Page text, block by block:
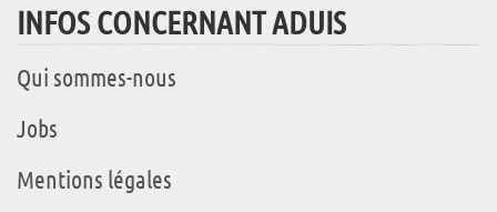
INFOS CONCERNANT ADUIS
Qui sommes-nous
Jobs
Mentions légales